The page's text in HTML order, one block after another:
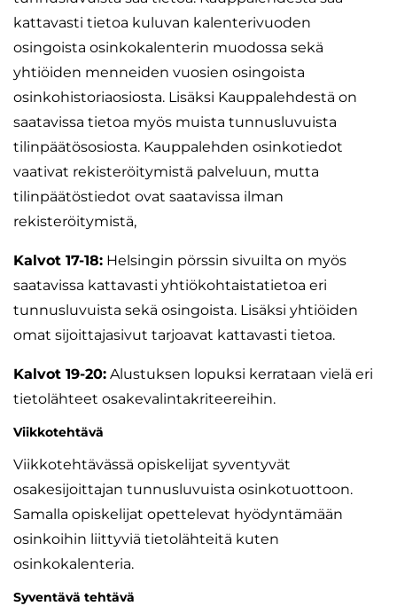
kattavasti tietoa kuluvan kalenterivuoden
osingoista osinkokalenterin muodossa sekä
yhtiöiden menneiden vuosien osingoista
osinkohistoriaosiosta. Lisäksi Kauppalehdestä on
saatavissa tietoa myös muista tunnusluvuista
tilinpäätösosiosta. Kauppalehden osinkotiedot
vaativat rekisteröitymistä palveluun, mutta
tilinpäätöstiedot ovat saatavissa ilman
rekisteröitymistä,
Kalvot 17-18: Helsingin pörssin sivuilta on myös
saatavissa kattavasti yhtiökohtaistatietoa eri
tunnusluvuista sekä osingoista. Lisäksi yhtiöiden
omat sijoittajasivut tarjoavat kattavasti tietoa.
Kalvot 19-20: Alustuksen lopuksi kerrataan vielä eri
tietolähteet osakevalintakriteereihin.
Viikkotehtävä
Viikkotehtävässä opiskelijat syventyvät
osakesijoittajan tunnusluvuista osinkotuottoon.
Samalla opiskelijat opettelevat hyödyntämään
osinkoihin liittyviä tietolähteitä kuten
osinkokalenteria.
Syventävä tehtävä